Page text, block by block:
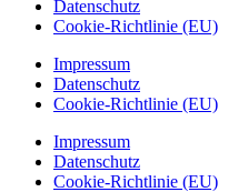
Datenschutz
Cookie-Richtlinie (EU)
Impressum
Datenschutz
Cookie-Richtlinie (EU)
Impressum
Datenschutz
Cookie-Richtlinie (EU)